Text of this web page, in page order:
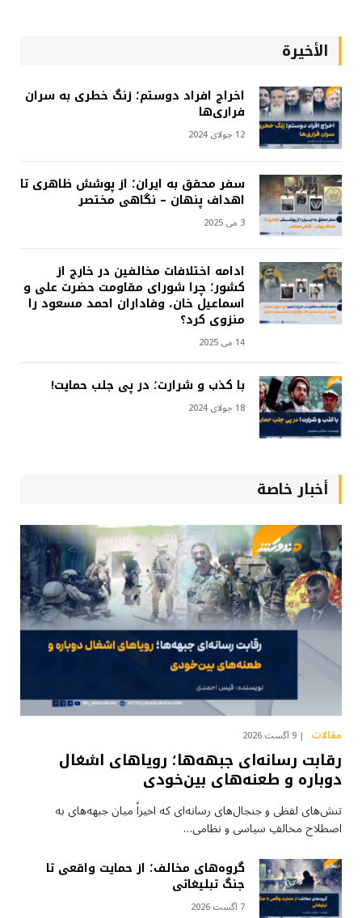
الأخيرة
اخراج افراد دوستم؛ زنگ خطری به سران
فراری‌ها
12 جولای 2024
سفر محقق به ایران؛ از پوشش ظاهری تا
اهداف پنهان – نگاهی مختصر
3 می 2025
ادامه اختلافات مخالفین در خارج از
کشور؛ چرا شورای مقاومت حضرت علی و
اسماعیل خان، وفاداران احمد مسعود را
منزوی کرد؟
14 می 2025
با کذب و شرارت؛ در پی جلب حمایت!
18 جولای 2024
أخبار خاصة
مقالات 9 آگست 2026
رقابت رسانه‌ای جبهه‌ها؛ رویاهای اشغال
دوباره و طعنه‌های بین‌خودی
تنش‌های لفظی و جنجال‌های رسانه‌ای که اخیراً میان جبهه‌های به
اصطلاح مخالفِ سیاسی و نظامی…
گروه‌های مخالف؛ از حمایت واقعی تا
جنگ تبلیغاتی
7 آگست 2026